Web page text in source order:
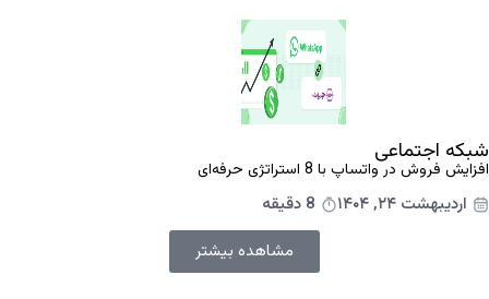
شبکه اجتماعی
افزایش فروش در واتساپ با 8 استراتژی حرفه‌ای
اردیبهشت ۲۴, ۱۴۰۴
8 دقیقه
مشاهده بیشتر